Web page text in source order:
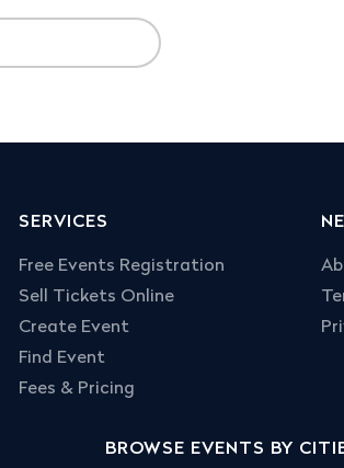
SERVICES
Free Events Registration
Sell Tickets Online
Create Event
Find Event
Fees & Pricing
BROWSE EVENTS BY